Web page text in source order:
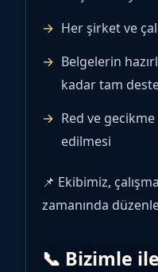
Her şirket ve
Belgelerin
kadar tam
Red ve
edilmesi
📌 Ekibimiz,
zamanında
📞 Bizimle